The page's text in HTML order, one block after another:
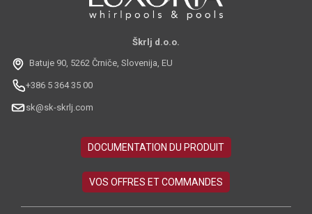
Škrlj d.o.o.
Batuje 90, 5262 Črniče, Slovenija, EU
+386 5 364 35 00
sk@sk-skrlj.com